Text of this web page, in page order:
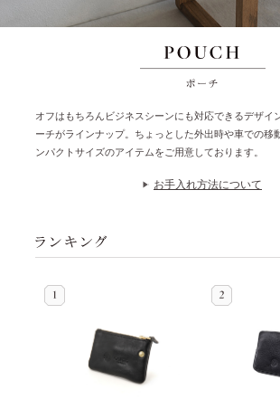
オフはもちろんビジネスシーンにも対応できるデザイ
ーチがラインナップ。ちょっとした外出時や車での移
ンパクトサイズのアイテムをご用意しております。
お手入れ方法について